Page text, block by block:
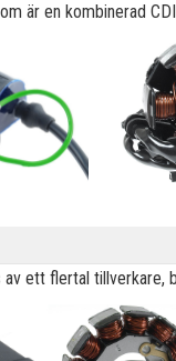
är en kombinerad
av ett flertal tillverkare,